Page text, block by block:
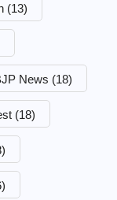
(13)
News (18)
(18)